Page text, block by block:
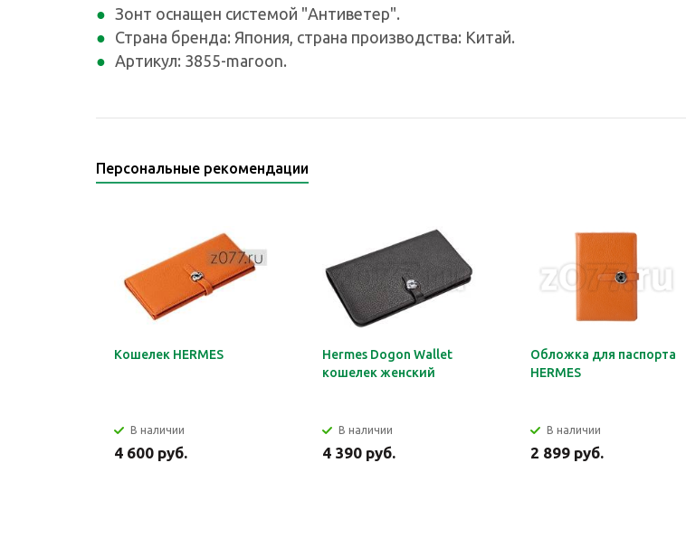
Зонт оснащен системой "Антиветер".
Страна бренда: Япония, страна производства: Китай.
Артикул: 3855-maroon.
Персональные рекомендации
Кошелек HERMES
В наличии
4 600 руб.
Hermes Dogon Wallet
кошелек женский
В наличии
4 390 руб.
Обложка для паспорта
HERMES
В наличии
2 899 руб.